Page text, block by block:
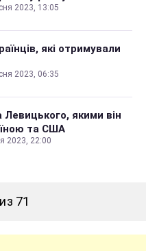
2023, 13:05
які отримували
2023, 06:35
якими він
та США
2023, 22:00
71